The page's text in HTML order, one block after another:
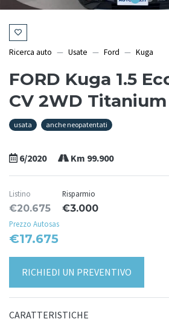
Ricerca auto Usate Ford Kuga
FORD Kuga 1.5
CV 2WD Titanium
usata anche neopatentati
6/2020 Km 99.900
Listino
€20.675
Risparmio
€3.000
Prezzo Autosas
€17.675
RICHIEDI UN PREVENTIVO
CARATTERISTICHE